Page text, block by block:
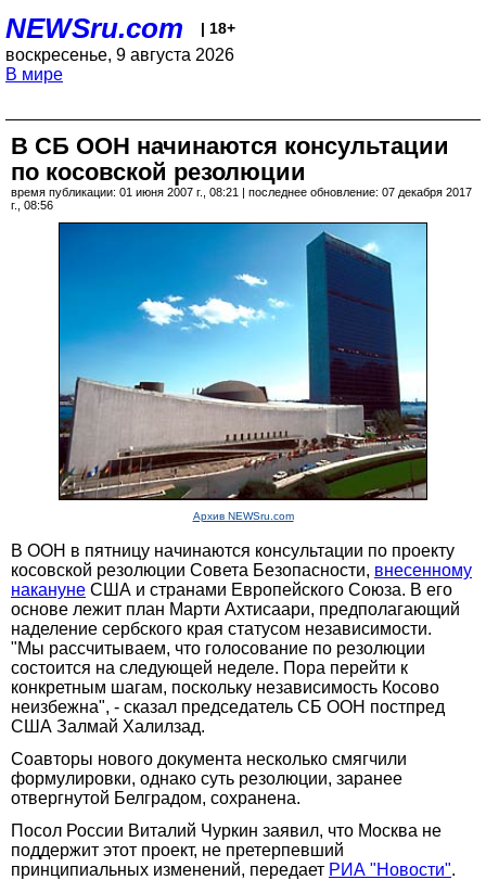
NEWSru.com | 18+
воскресенье, 9 августа 2026
В мире
В СБ ООН начинаются консультации
по косовской резолюции
время публикации: 01 июня 2007 г., 08:21 | последнее обновление: 07 декабря 2017
г., 08:56
Архив NEWSru.com
В ООН в пятницу начинаются консультации по проекту
косовской резолюции Совета Безопасности, внесенному
накануне США и странами Европейского Союза. В его
основе лежит план Марти Ахтисаари, предполагающий
наделение сербского края статусом независимости.
"Мы рассчитываем, что голосование по резолюции
состоится на следующей неделе. Пора перейти к
конкретным шагам, поскольку независимость Косово
неизбежна", - сказал председатель СБ ООН постпред
США Залмай Халилзад.
Соавторы нового документа несколько смягчили
формулировки, однако суть резолюции, заранее
отвергнутой Белградом, сохранена.
Посол России Виталий Чуркин заявил, что Москва не
поддержит этот проект, не претерпевший
принципиальных изменений, передает РИА "Новости".